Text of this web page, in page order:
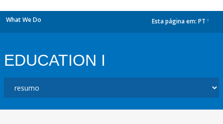
What We Do Esta página em: PT
EDUCATION I